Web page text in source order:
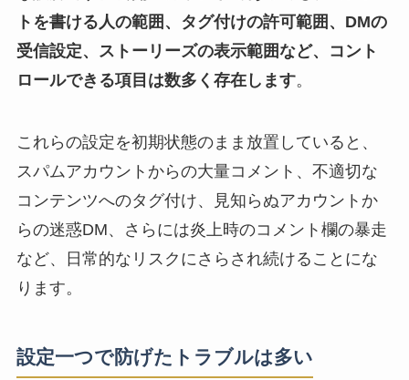
トを書ける人の範囲、タグ付けの許可範囲、DMの
受信設定、ストーリーズの表示範囲など、コント
ロールできる項目は数多く存在します。
これらの設定を初期状態のまま放置していると、
スパムアカウントからの大量コメント、不適切な
コンテンツへのタグ付け、見知らぬアカウントか
らの迷惑DM、さらには炎上時のコメント欄の暴走
など、日常的なリスクにさらされ続けることにな
ります。
設定一つで防げたトラブルは多い